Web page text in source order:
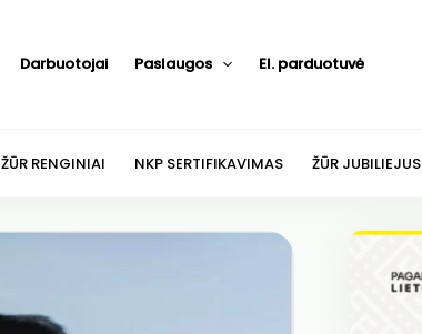
Darbuotojai Paslaugos El. parduotuvė
ŽŪR RENGINIAI NKP SERTIFIKAVIMAS ŽŪR JUBILIEJUS